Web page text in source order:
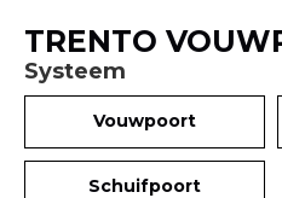
TRENTO
Systeem
Vouwpoort
Schuifpoort